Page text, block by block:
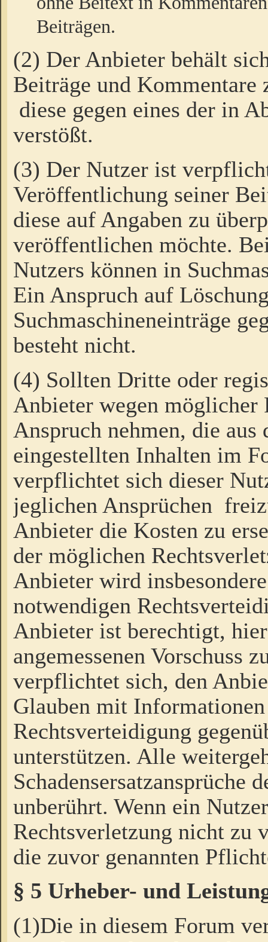
Beiträgen.
(2) Der Anbieter behält
Beiträge und Kommentare
diese gegen eines der in
verstößt.
(3) Der Nutzer ist
Veröffentlichung seiner
diese auf Angaben zu
veröffentlichen möchte.
Nutzers können in
Ein Anspruch auf
Suchmaschineneinträge
besteht nicht.
(4) Sollten Dritte oder
Anbieter wegen möglicher
Anspruch nehmen, die
eingestellten Inhalten im
verpflichtet sich dieser
jeglichen Ansprüchen
Anbieter die Kosten zu
der möglichen
Anbieter wird
notwendigen
Anbieter ist berechtigt,
angemessenen Vorschuss
verpflichtet sich, den
Glauben mit
Rechtsverteidigung
unterstützen. Alle
Schadensersatzansprüche
unberührt. Wenn ein
Rechtsverletzung nicht zu
die zuvor genannten
§ 5 Urheber- und
(1)Die in diesem Forum